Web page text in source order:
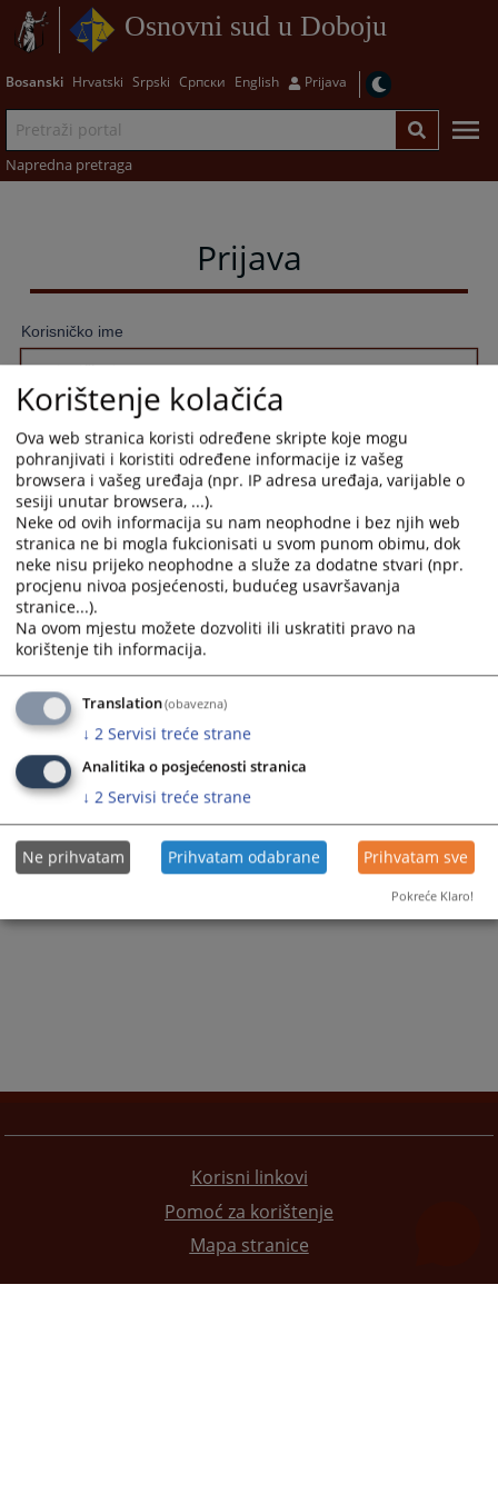
Osnovni sud u Doboju
Bosanski Hrvatski Srpski Српски English Prijava
Napredna pretraga
Prijava
Korisničko ime
Zapamti me
Prijava
Zaboravili ste lozinku?
Želite postati član?
Korisni linkovi
Pomoć za korištenje
Mapa stranice
Korištenje kolačića
Ova web stranica koristi određene skripte koje mogu
pohranjivati i koristiti određene informacije iz vašeg
browsera i vašeg uređaja (npr. IP adresa uređaja, varijable o
sesiji unutar browsera, ...).
Neke od ovih informacija su nam neophodne i bez njih web
stranica ne bi mogla fukcionisati u svom punom obimu, dok
neke nisu prijeko neophodne a služe za dodatne stvari (npr.
procjenu nivoa posjećenosti, budućeg usavršavanja
stranice...).
Na ovom mjestu možete dozvoliti ili uskratiti pravo na
korištenje tih informacija.
Translation(obavezna)
↓ 2 Servisi treće strane
Analitika o posjećenosti stranica
↓ 2 Servisi treće strane
Ne prihvatam Prihvatam odabrane Prihvatam sve
Pokreće Klaro!